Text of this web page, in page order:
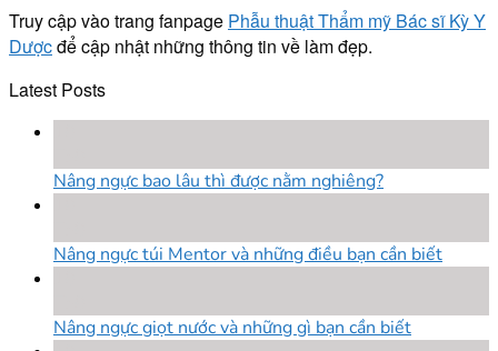
Truy cập vào trang fanpage Phẫu thuật Thẩm mỹ Bác sĩ Kỳ Y
Dượcđể cập nhật những thông tin về làm đẹp.
Latest Posts
Nâng ngực bao lâu thì được nằm nghiêng?
Nâng ngực túi Mentor và những điều bạn cần biết
Nâng ngực giọt nước và những gì bạn cần biết